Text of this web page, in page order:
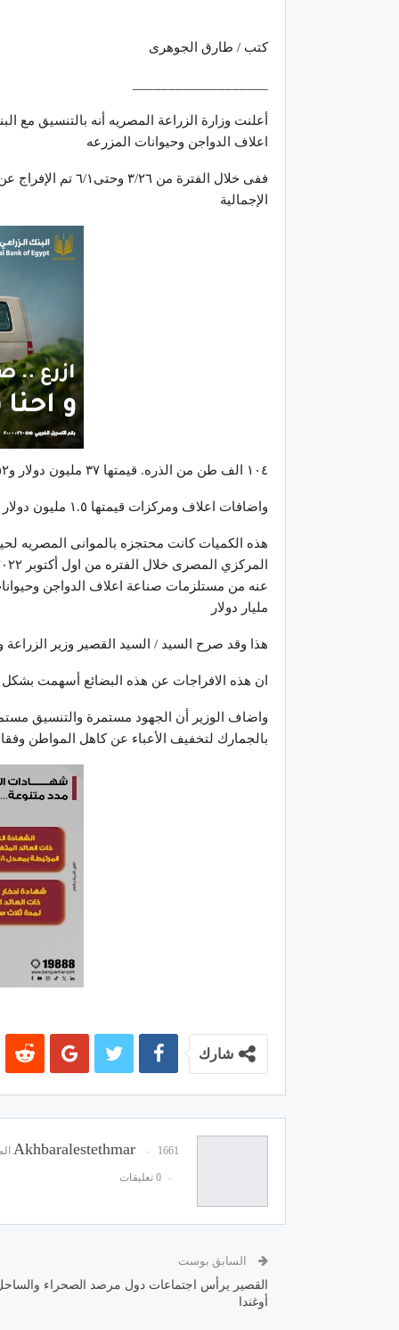
كتب / طارق الجوهرى
أعلنت وزارة الزراعة المصريه أنه بالتنسيق
اعلاف الدواجن وحيوانات المزرعه
الإجمالية
١٠٤ الف طن من الذره. قيمتها ٣٧ مليون دولار و٥٢ الف طن من فول الصويا قيمتها ٣٩ مليون دولار
واضافات اعلاف ومركزات قيمتها ١.٥ مليون دولار
هذه الكميات كانت محتجزه بالموانى المصريه
مليار دولار
هذا وقد صرح السيد / السيد القصير وزير
ان هذه الافراجات عن هذه البضائع أسهمت
واضاف الوزير أن الجهود مستمرة والتنسيق
بالجمارك لتخفيف الأعباء عن كاهل المواطن
شارك
Akhbaralestethmar 1661 المشاركات
0 تعليقات
السابق بوست
القصير يرأس اجتماعات دول مرصد الصحراء
أوغندا